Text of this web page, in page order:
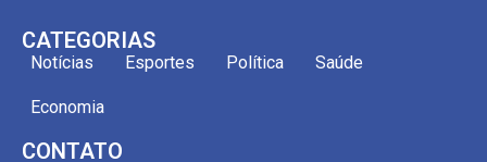
CATEGORIAS
Notícias Esportes Política Saúde
Economia
CONTATO